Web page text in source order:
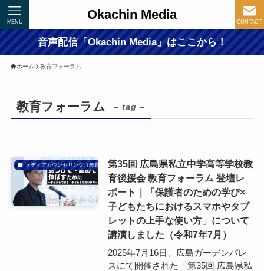
Okachin Media CONTACT
MENU
音声配信「Okachin Media」はここから！
ホーム 教育フォーラム
教育フォーラム – tag –
メディアカウンセリング（教育）
第35回 広島県私立中学高等学校教
育後援会 教育フォーラム 登壇レ
ポート｜「保護者のための学び×
子どもたちにおけるスマホやタブ
レットの上手な使い方」について
講演しました（令和7年7月）
2025年7月16日、広島ガーデンパレ
スにて開催された「第35回 広島県私